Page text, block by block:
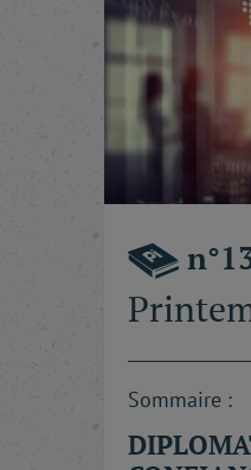
Sommaire :